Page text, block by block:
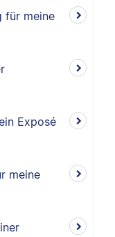
für meine
Exposé
meine